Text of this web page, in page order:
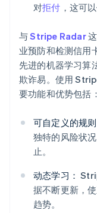
对拒付 ，这可
与Stripe Radar
业预防和检测信用
先进的机器学习算
欺诈易。使用
要功能和优势包括：
可自定义的规则
独特的风险状
止。
动态学习：
据不断更新，
趋势。